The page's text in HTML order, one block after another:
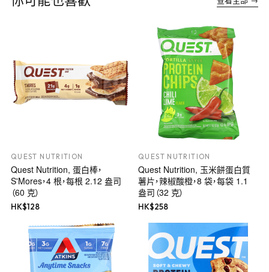
QUEST NUTRITION
Quest Nutrition, 蛋白棒，
S'Mores，4 根，每根 2.12 盎司
（60 克）
HK$128
QUEST NUTRITION
Quest Nutrition, 玉米餅蛋白質
薯片，辣椒酸橙，8 袋，每袋 1.1
盎司（32 克）
HK$258